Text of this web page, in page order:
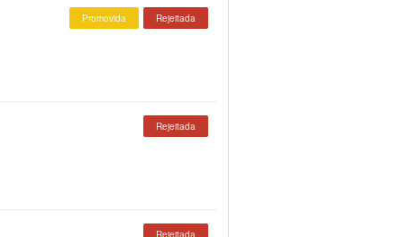
Promovida Rejeitada
Rejeitada
Rejeitada